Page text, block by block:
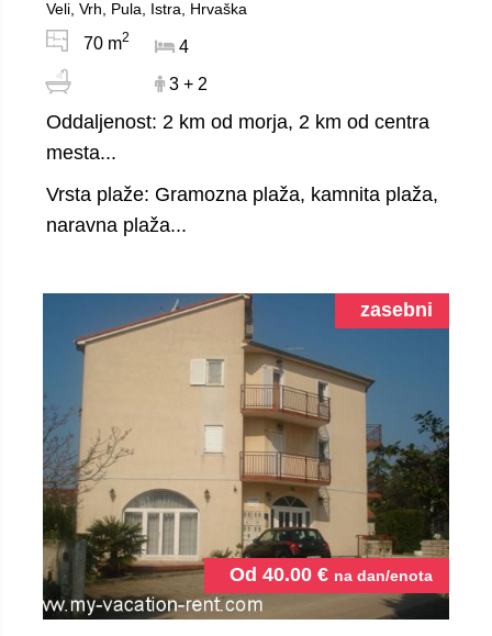
Veli, Vrh, Pula, Istra, Hrvaška
70 m2
4
3 + 2
Oddaljenost: 2 km od morja, 2 km od centra
mesta...
Vrsta plaže: Gramozna plaža, kamnita plaža,
naravna plaža...
Od 40.00 € na dan/enota
zasebni